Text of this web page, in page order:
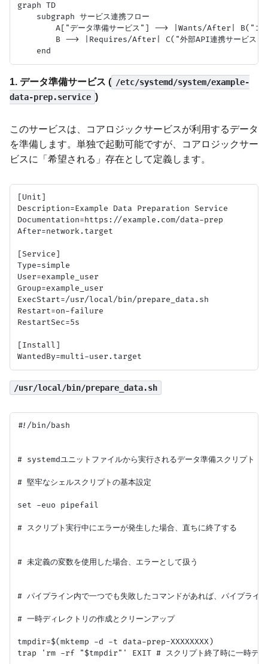
graph TD
    subgraph サービス連携フロー
A["データ準備サービス"] --> |Wants/After| B("コア
B --> |Requires/After| C("外部API連携サービス
1. データ準備サービス ( /etc/systemd/system/example-
data-prep.service )
このサービスは、コアロジックサービスが利用するデータ
を準備します。単独で起動可能ですが、コアロジックサー
ビスに「希望される」存在として定義します。
[Unit]
Description=Example Data Preparation Service
Documentation=https://example.com/data-prep
After=network.target
[Service]
Type=simple
User=example_user
Group=example_user
ExecStart=/usr/local/bin/prepare_data.sh
Restart=on-failure
RestartSec=5s
[Install]
/usr/local/bin/prepare_data.sh
#!/bin/bash
# systemdユニットファイルから実行されるデータ準備スクリプト
# 堅牢なシェルスクリプトの基本設定
set -euo pipefail
# スクリプト実行中にエラーが発生した場合、直ちに終了する
# 未定義の変数を使用した場合、エラーとして扱う
# パイプライン内で一つでも失敗したコマンドがあれば、パイプライ
# 一時ディレクトリの作成とクリーンアップ
tmpdir=$(mktemp -d -t data-prep-XXXXXXXX)
trap 'rm -rf "$tmpdir"' EXIT # スクリプト終了時に一時ディ